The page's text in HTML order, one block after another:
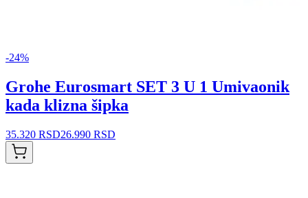
-24%
Grohe Eurosmart SET 3 U 1 Umivaonik
kada klizna šipka
35.320 RSD26.990 RSD